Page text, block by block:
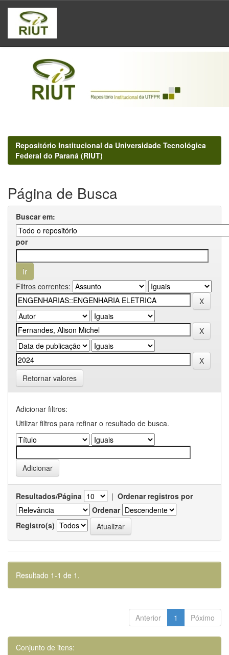
Skip
navigation
Repositório Institucional da Universidade Tecnológica
Federal do Paraná (RIUT)
Página de Busca
Buscar em:
por
Filtros correntes:
Retornar valores
Adicionar filtros:
Utilizar filtros para refinar o resultado de busca.
Resultados/Página | Ordenar registros por
Ordenar
Registro(s)
Resultado 1-1 de 1.
Anterior 1 Póximo
Conjunto de itens: